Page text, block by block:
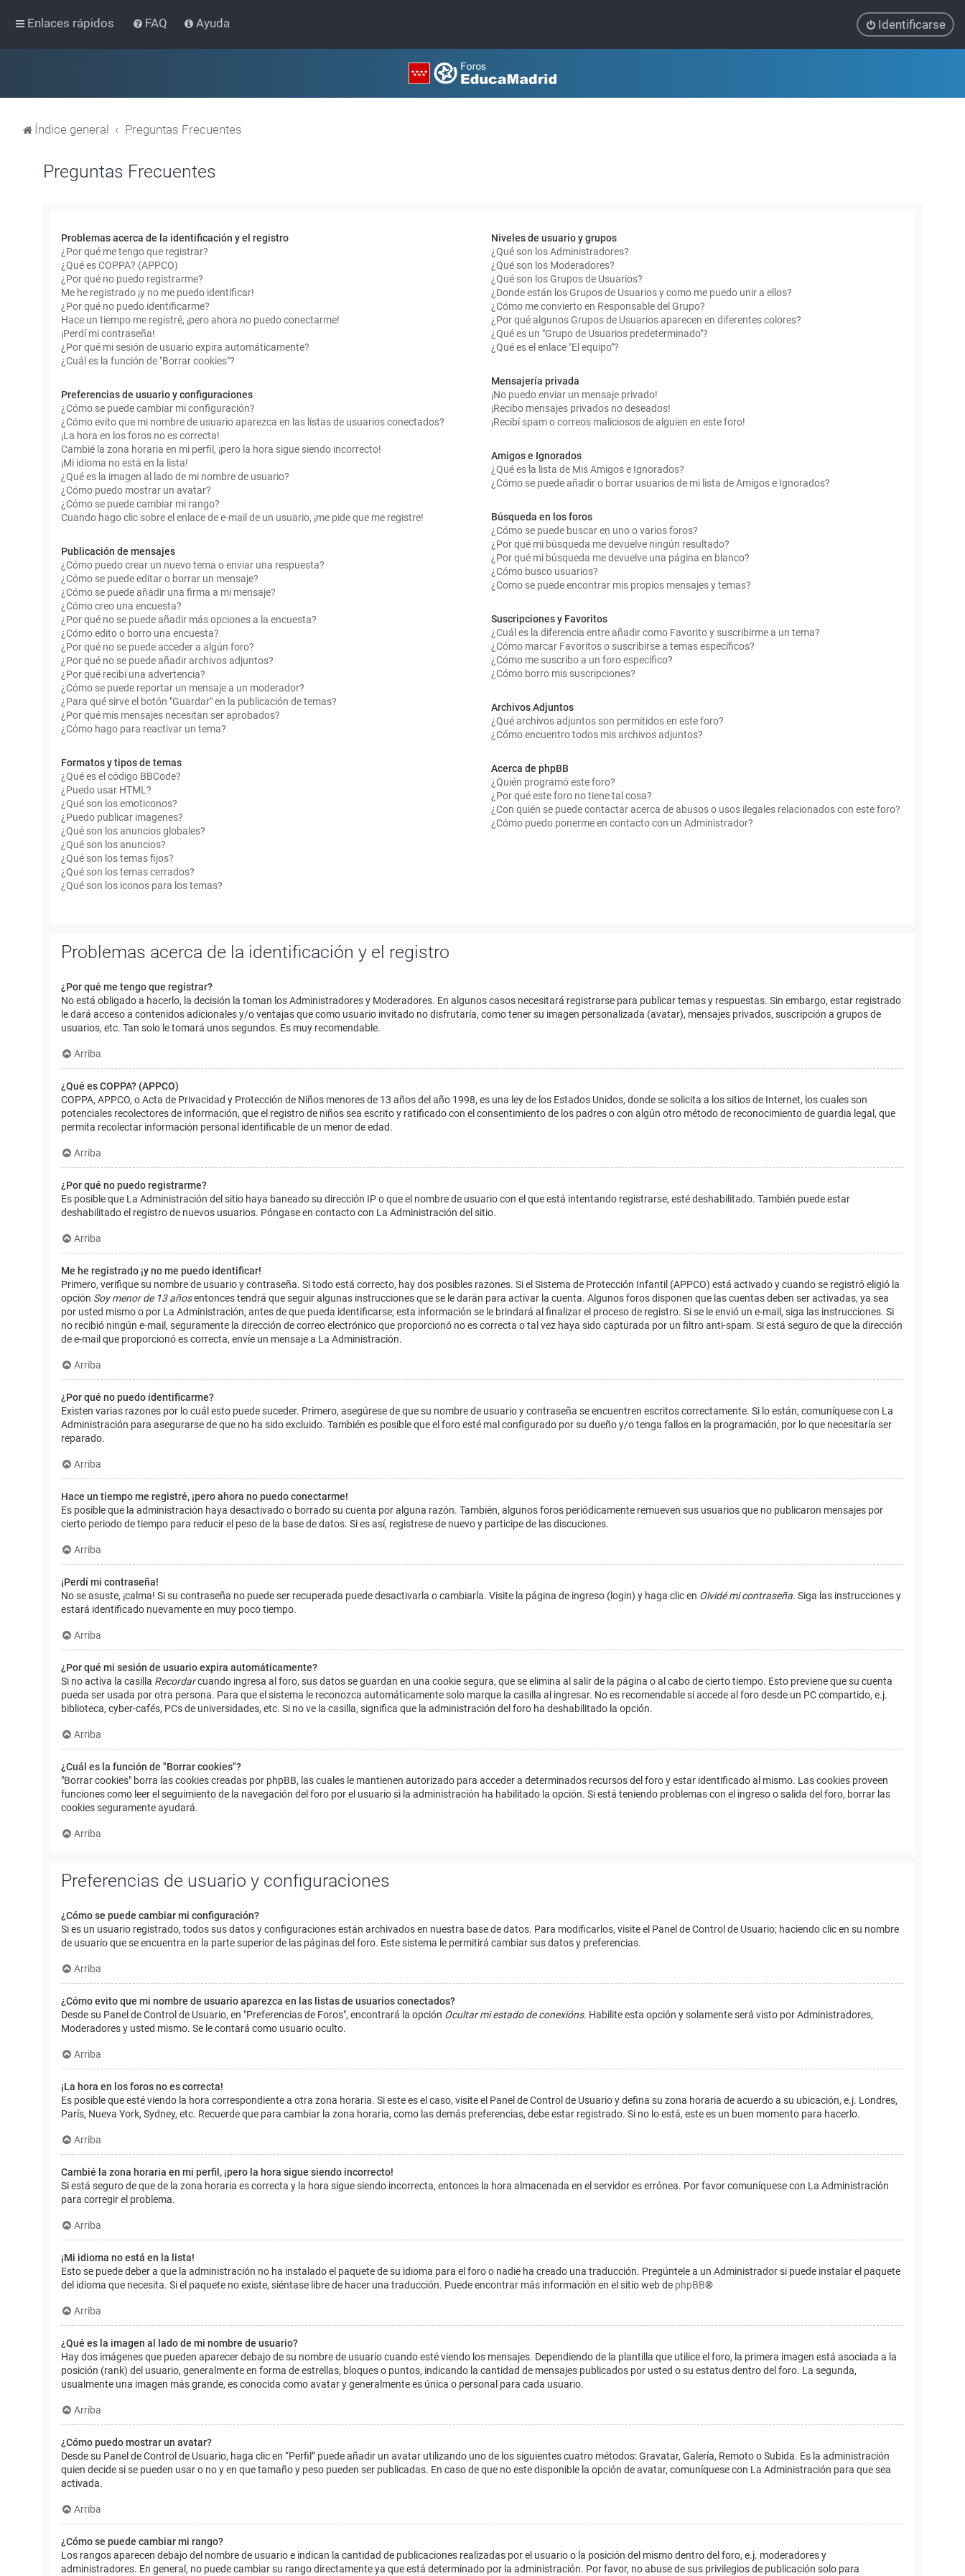
Enlaces rápidos FAQ Ayuda Identificarse
Índice general Preguntas Frecuentes
Preguntas Frecuentes
Problemas acerca de la identificación y el registro
¿Por qué me tengo que registrar?
¿Qué es COPPA? (APPCO)
¿Por qué no puedo registrarme?
Me he registrado ¡y no me puedo identificar!
¿Por qué no puedo identificarme?
Hace un tiempo me registré, ¡pero ahora no puedo conectarme!
¡Perdí mi contraseña!
¿Por qué mi sesión de usuario expira automáticamente?
¿Cuál es la función de "Borrar cookies"?
Preferencias de usuario y configuraciones
¿Cómo se puede cambiar mi configuración?
¿Cómo evito que mi nombre de usuario aparezca en las listas de usuarios conectados?
¡La hora en los foros no es correcta!
Cambié la zona horaria en mi perfil, ¡pero la hora sigue siendo incorrecto!
¡Mi idioma no está en la lista!
¿Qué es la imagen al lado de mi nombre de usuario?
¿Cómo puedo mostrar un avatar?
¿Cómo se puede cambiar mi rango?
Cuando hago clic sobre el enlace de e-mail de un usuario, ¡me pide que me registre!
Publicación de mensajes
¿Cómo puedo crear un nuevo tema o enviar una respuesta?
¿Cómo se puede editar o borrar un mensaje?
¿Cómo se puede añadir una firma a mi mensaje?
¿Cómo creo una encuesta?
¿Por qué no se puede añadir más opciones a la encuesta?
¿Cómo edito o borro una encuesta?
¿Por qué no se puede acceder a algún foro?
¿Por qué no se puede añadir archivos adjuntos?
¿Por qué recibí una advertencia?
¿Cómo se puede reportar un mensaje a un moderador?
¿Para qué sirve el botón "Guardar" en la publicación de temas?
¿Por qué mis mensajes necesitan ser aprobados?
¿Cómo hago para reactivar un tema?
Formatos y tipos de temas
¿Qué es el código BBCode?
¿Puedo usar HTML?
¿Qué son los emoticonos?
¿Puedo publicar imagenes?
¿Qué son los anuncios globales?
¿Qué son los anuncios?
¿Qué son los temas fijos?
¿Qué son los temas cerrados?
¿Qué son los iconos para los temas?
Niveles de usuario y grupos
¿Qué son los Administradores?
¿Qué son los Moderadores?
¿Qué son los Grupos de Usuarios?
¿Donde están los Grupos de Usuarios y como me puedo unir a ellos?
¿Cómo me convierto en Responsable del Grupo?
¿Por qué algunos Grupos de Usuarios aparecen en diferentes colores?
¿Qué es un "Grupo de Usuarios predeterminado"?
¿Qué es el enlace "El equipo"?
Mensajería privada
¡No puedo enviar un mensaje privado!
¡Recibo mensajes privados no deseados!
¡Recibí spam o correos maliciosos de alguien en este foro!
Amigos e Ignorados
¿Qué es la lista de Mis Amigos e Ignorados?
¿Cómo se puede añadir o borrar usuarios de mi lista de Amigos e Ignorados?
Búsqueda en los foros
¿Cómo se puede buscar en uno o varios foros?
¿Por qué mi búsqueda me devuelve ningún resultado?
¿Por qué mi búsqueda me devuelve una página en blanco?
¿Cómo busco usuarios?
¿Como se puede encontrar mis propios mensajes y temas?
Suscripciones y Favoritos
¿Cuál es la diferencia entre añadir como Favorito y suscribirme a un tema?
¿Cómo marcar Favoritos o suscribirse a temas específicos?
¿Cómo me suscribo a un foro específico?
¿Cómo borro mis suscripciones?
Archivos Adjuntos
¿Qué archivos adjuntos son permitidos en este foro?
¿Cómo encuentro todos mis archivos adjuntos?
Acerca de phpBB
¿Quién programó este foro?
¿Por qué este foro no tiene tal cosa?
¿Con quién se puede contactar acerca de abusos o usos ilegales relacionados con este foro?
¿Cómo puedo ponerme en contacto con un Administrador?
Problemas acerca de la identificación y el registro
¿Por qué me tengo que registrar?
No está obligado a hacerlo, la decisión la toman los Administradores y Moderadores. En algunos casos necesitará registrarse para publicar temas y respuestas. Sin embargo, estar registrado
le dará acceso a contenidos adicionales y/o ventajas que como usuario invitado no disfrutaría, como tener su imagen personalizada (avatar), mensajes privados, suscripción a grupos de
usuarios, etc. Tan solo le tomará unos segundos. Es muy recomendable.
Arriba
¿Qué es COPPA? (APPCO)
COPPA, APPCO, o Acta de Privacidad y Protección de Niños menores de 13 años del año 1998, es una ley de los Estados Unidos, donde se solicita a los sitios de Internet, los cuales son
potenciales recolectores de información, que el registro de niños sea escrito y ratificado con el consentimiento de los padres o con algún otro método de reconocimiento de guardia legal, que
permita recolectar información personal identificable de un menor de edad.
Arriba
¿Por qué no puedo registrarme?
Es posible que La Administración del sitio haya baneado su dirección IP o que el nombre de usuario con el que está intentando registrarse, esté deshabilitado. También puede estar
deshabilitado el registro de nuevos usuarios. Póngase en contacto con La Administración del sitio.
Arriba
Me he registrado ¡y no me puedo identificar!
Primero, verifique su nombre de usuario y contraseña. Si todo está correcto, hay dos posibles razones. Si el Sistema de Protección Infantil (APPCO) está activado y cuando se registró eligió la
opción Soy menor de 13 añosentonces tendrá que seguir algunas instrucciones que se le darán para activar la cuenta. Algunos foros disponen que las cuentas deben ser activadas, ya sea
por usted mismo o por La Administración, antes de que pueda identificarse; esta información se le brindará al finalizar el proceso de registro. Si se le envió un e-mail, siga las instrucciones. Si
no recibió ningún e-mail, seguramente la dirección de correo electrónico que proporcionó no es correcta o tal vez haya sido capturada por un filtro anti-spam. Si está seguro de que la dirección
de e-mail que proporcionó es correcta, envíe un mensaje a La Administración.
Arriba
¿Por qué no puedo identificarme?
Existen varias razones por lo cuál esto puede suceder. Primero, asegúrese de que su nombre de usuario y contraseña se encuentren escritos correctamente. Si lo están, comuníquese con La
Administración para asegurarse de que no ha sido excluido. También es posible que el foro esté mal configurado por su dueño y/o tenga fallos en la programación, por lo que necesitaría ser
reparado.
Arriba
Hace un tiempo me registré, ¡pero ahora no puedo conectarme!
Es posible que la administración haya desactivado o borrado su cuenta por alguna razón. También, algunos foros periódicamente remueven sus usuarios que no publicaron mensajes por
cierto periodo de tiempo para reducir el peso de la base de datos. Si es así, registrese de nuevo y participe de las discuciones.
Arriba
¡Perdí mi contraseña!
No se asuste, ¡calma! Si su contraseña no puede ser recuperada puede desactivarla o cambiarla. Visite la página de ingreso (login) y haga clic en Olvidé mi contraseña. Siga las instrucciones y
estará identificado nuevamente en muy poco tiempo.
Arriba
¿Por qué mi sesión de usuario expira automáticamente?
Si no activa la casilla Recordarcuando ingresa al foro, sus datos se guardan en una cookie segura, que se elimina al salir de la página o al cabo de cierto tiempo. Esto previene que su cuenta
pueda ser usada por otra persona. Para que el sistema le reconozca automáticamente solo marque la casilla al ingresar. No es recomendable si accede al foro desde un PC compartido, e.j.
biblioteca, cyber-cafés, PCs de universidades, etc. Si no ve la casilla, significa que la administración del foro ha deshabilitado la opción.
Arriba
¿Cuál es la función de "Borrar cookies"?
"Borrar cookies" borra las cookies creadas por phpBB, las cuales le mantienen autorizado para acceder a determinados recursos del foro y estar identificado al mismo. Las cookies proveen
funciones como leer el seguimiento de la navegación del foro por el usuario si la administración ha habilitado la opción. Si está teniendo problemas con el ingreso o salida del foro, borrar las
cookies seguramente ayudará.
Arriba
Preferencias de usuario y configuraciones
¿Cómo se puede cambiar mi configuración?
Si es un usuario registrado, todos sus datos y configuraciones están archivados en nuestra base de datos. Para modificarlos, visite el Panel de Control de Usuario; haciendo clic en su nombre
de usuario que se encuentra en la parte superior de las páginas del foro. Este sistema le permitirá cambiar sus datos y preferencias.
Arriba
¿Cómo evito que mi nombre de usuario aparezca en las listas de usuarios conectados?
Desde su Panel de Control de Usuario, en "Preferencias de Foros", encontrará la opción Ocultar mi estado de conexións. Habilite esta opción y solamente será visto por Administradores,
Moderadores y usted mismo. Se le contará como usuario oculto.
Arriba
¡La hora en los foros no es correcta!
Es posible que esté viendo la hora correspondiente a otra zona horaria. Si este es el caso, visite el Panel de Control de Usuario y defina su zona horaria de acuerdo a su ubicación, e.j. Londres,
París, Nueva York, Sydney, etc. Recuerde que para cambiar la zona horaria, como las demás preferencias, debe estar registrado. Si no lo está, este es un buen momento para hacerlo.
Arriba
Cambié la zona horaria en mi perfil, ¡pero la hora sigue siendo incorrecto!
Si está seguro de que de la zona horaria es correcta y la hora sigue siendo incorrecta, entonces la hora almacenada en el servidor es errónea. Por favor comuníquese con La Administración
para corregir el problema.
Arriba
¡Mi idioma no está en la lista!
Esto se puede deber a que la administración no ha instalado el paquete de su idioma para el foro o nadie ha creado una traducción. Pregúntele a un Administrador si puede instalar el paquete
del idioma que necesita. Si el paquete no existe, siéntase libre de hacer una traducción. Puede encontrar más información en el sitio web de phpBB®
Arriba
¿Qué es la imagen al lado de mi nombre de usuario?
Hay dos imágenes que pueden aparecer debajo de su nombre de usuario cuando esté viendo los mensajes. Dependiendo de la plantilla que utilice el foro, la primera imagen está asociada a la
posición (rank) del usuario, generalmente en forma de estrellas, bloques o puntos, indicando la cantidad de mensajes publicados por usted o su estatus dentro del foro. La segunda,
usualmente una imagen más grande, es conocida como avatar y generalmente es única o personal para cada usuario.
Arriba
¿Cómo puedo mostrar un avatar?
Desde su Panel de Control de Usuario, haga clic en “Perfil” puede añadir un avatar utilizando uno de los siguientes cuatro métodos: Gravatar, Galería, Remoto o Subida. Es la administración
quien decide si se pueden usar o no y en que tamaño y peso pueden ser publicadas. En caso de que no este disponible la opción de avatar, comuníquese con La Administración para que sea
activada.
Arriba
¿Cómo se puede cambiar mi rango?
Los rangos aparecen debajo del nombre de usuario e indican la cantidad de publicaciones realizadas por el usuario o la posición del mismo dentro del foro, e.j. moderadores y
administradores. En general, no puede cambiar su rango directamente ya que está determinado por la administración. Por favor, no abuse de sus privilegios de publicación solo para